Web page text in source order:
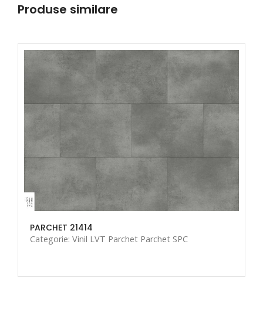
Produse similare
PARCHET 21414
Categorie: Vinil LVT Parchet Parchet SPC